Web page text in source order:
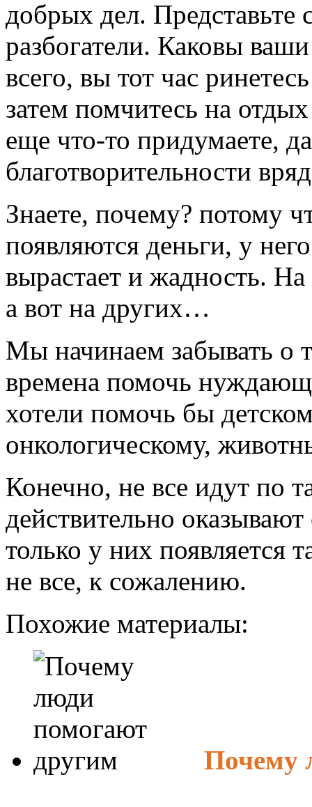
добрых дел. Представьте
разбогатели. Каковы
всего, вы тот час
затем помчитесь на
еще что-то придумаете,
благотворительности
Знаете, почему? потому
появляются деньги, у
вырастает и жадность. На
а вот на других…
Мы начинаем забывать о
времена помочь
хотели помочь бы
онкологическому,
Конечно, не все идут по
действительно
только у них появляется
не все, к сожалению.
Похожие материалы:
Почему